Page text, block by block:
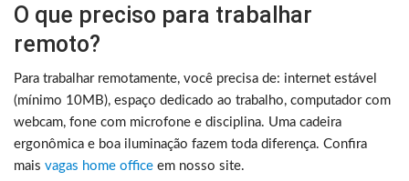
O que preciso para trabalhar
remoto?
Para trabalhar remotamente, você precisa de: internet estável
(mínimo 10MB), espaço dedicado ao trabalho, computador com
webcam, fone com microfone e disciplina. Uma cadeira
ergonômica e boa iluminação fazem toda diferença. Confira
mais vagas home office em nosso site.